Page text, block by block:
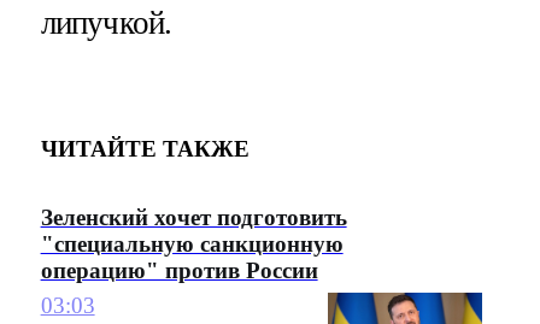
липучкой.
ЧИТАЙТЕ ТАКЖЕ
Зеленский хочет подготовить
"специальную санкционную
операцию" против России
03:03